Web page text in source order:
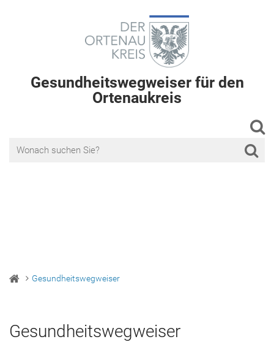
Gesundheitswegweiser für den
Ortenaukreis
Gesundheitswegweiser
Gesundheitswegweiser